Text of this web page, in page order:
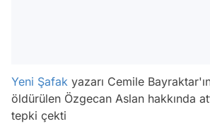
Yeni Şafak yazarı Cemile
öldürülen Özgecan Aslan hakkında
tepki çekti